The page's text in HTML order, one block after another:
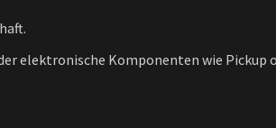
elektronische Komponenten wie